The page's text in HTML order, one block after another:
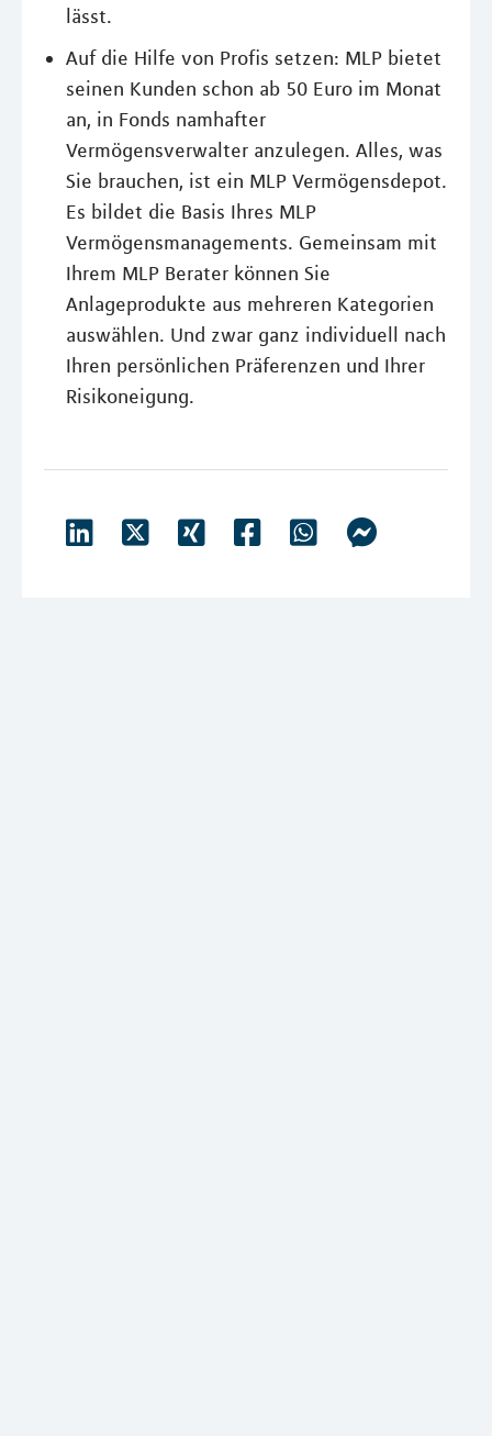
lässt.
Auf die Hilfe von Profis setzen: MLP bietet
seinen Kunden schon ab 50 Euro im Monat
an, in Fonds namhafter
Vermögensverwalter anzulegen. Alles, was
Sie brauchen, ist ein MLP Vermögensdepot.
Es bildet die Basis Ihres MLP
Vermögensmanagements. Gemeinsam mit
Ihrem MLP Berater können Sie
Anlageprodukte aus mehreren Kategorien
auswählen. Und zwar ganz individuell nach
Ihren persönlichen Präferenzen und Ihrer
Risikoneigung.